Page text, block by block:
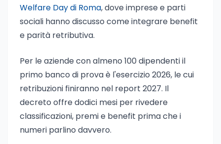
Welfare Day di Roma, dove imprese e parti
sociali hanno discusso come integrare benefit
e parità retributiva.
Per le aziende con almeno 100 dipendenti il
primo banco di prova è l'esercizio 2026, le cui
retribuzioni finiranno nel report 2027. Il
decreto offre dodici mesi per rivedere
classificazioni, premi e benefit prima che i
numeri parlino davvero.